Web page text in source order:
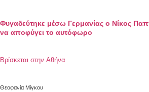
Φυγαδεύτηκε μέσω Γερμανίας ο Νίκος
να αποφύγει το αυτόφωρο
Βρίσκεται στην Αθήνα
Θεοφανία Μίγκου